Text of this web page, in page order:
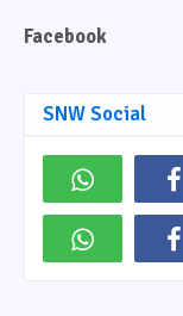
Facebook
SNW Social